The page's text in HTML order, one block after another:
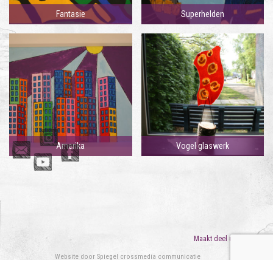
Fantasie Superhelden
Amerika Vogel glaswerk
Maakt deel uit van
Website door Spiegel crossmedia communicatie